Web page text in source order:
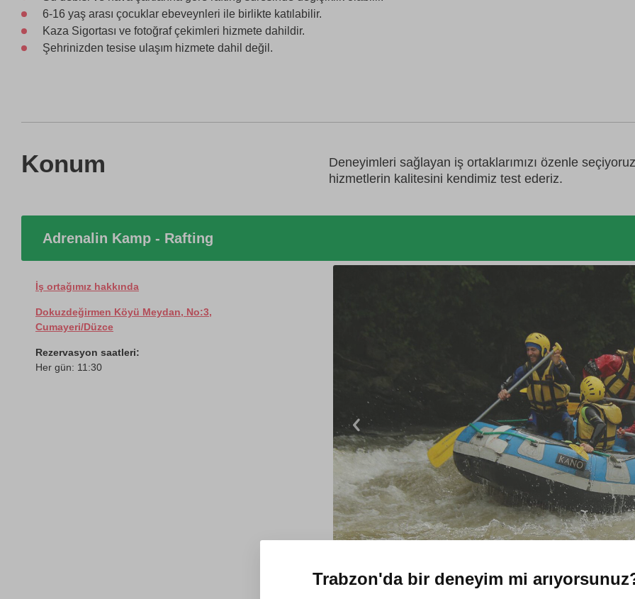
6-16 yaş arası çocuklar ebeveynleri ile birlikte katılabilir.
Kaza Sigortası ve fotoğraf çekimleri hizmete dahildir.
Şehrinizden tesise ulaşım hizmete dahil değil.
Konum
Deneyimleri sağlayan iş ortaklarımızı özenle
hizmetlerin kalitesini kendimiz test ederiz.
Adrenalin Kamp - Rafting
İş ortağımız hakkında
Dokuzdeğirmen Köyü Meydan, No:3,
Cumayeri/Düzce
Rezervasyon saatleri:
Her gün: 11:30
Trabzon'dabir deneyim mi